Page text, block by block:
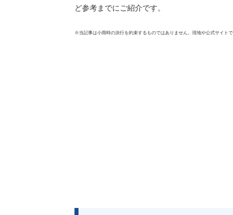
ど参考までにご紹介です。
※当記事は小雨時の決行を約束するものではありません。現地や公式サイトで